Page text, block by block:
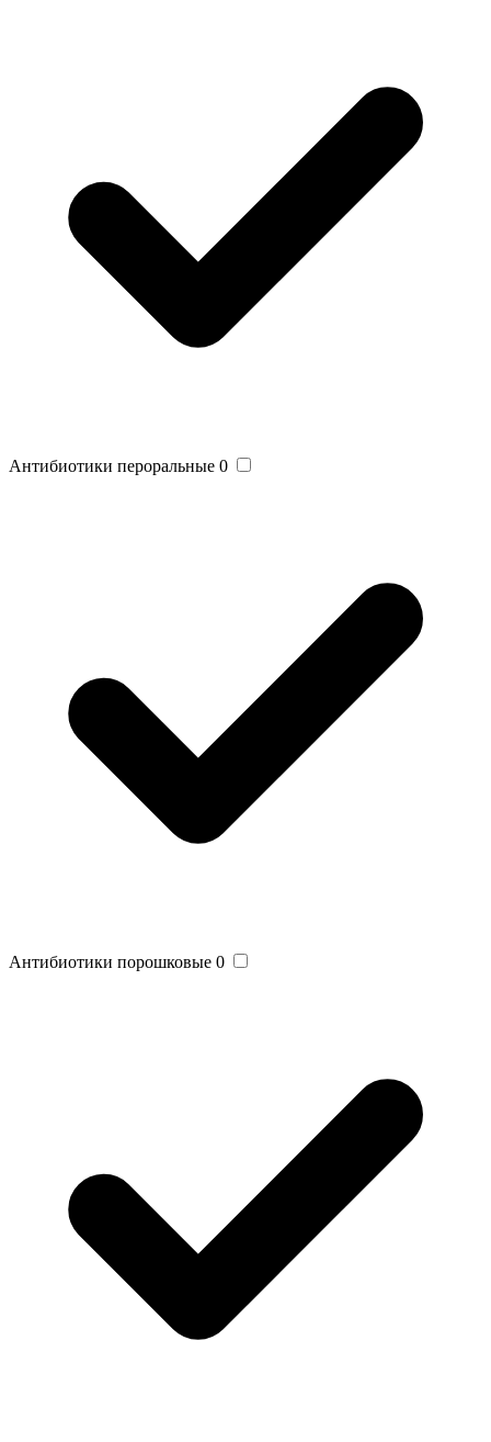
Антибиотики пероральные 0
Антибиотики порошковые 0